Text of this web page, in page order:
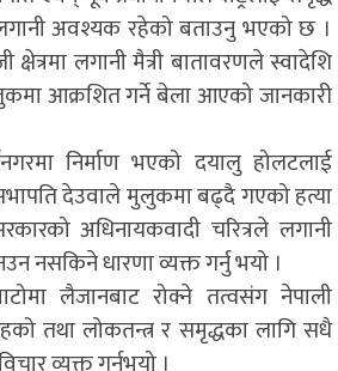
लगानी अवश्यक रहेको बताउनु भएको छ ।
क्षेत्रमा लगानी मैत्री बातावरणले स्वादेशि
आक्रशित गर्ने बेला आएको जानकारी
निर्माण भएको दयालु होलटलाई
देउवाले मुलुकमा बढ्दै गएको हत्या
अधिनायकवादी चरित्रले लगानी
नसकिने धारणा व्यक्त गर्नु भयो ।
लैजानबाट रोक्ने तत्वसंग नेपाली
तथा लोकतन्त्र र समृद्धका लागि सधै